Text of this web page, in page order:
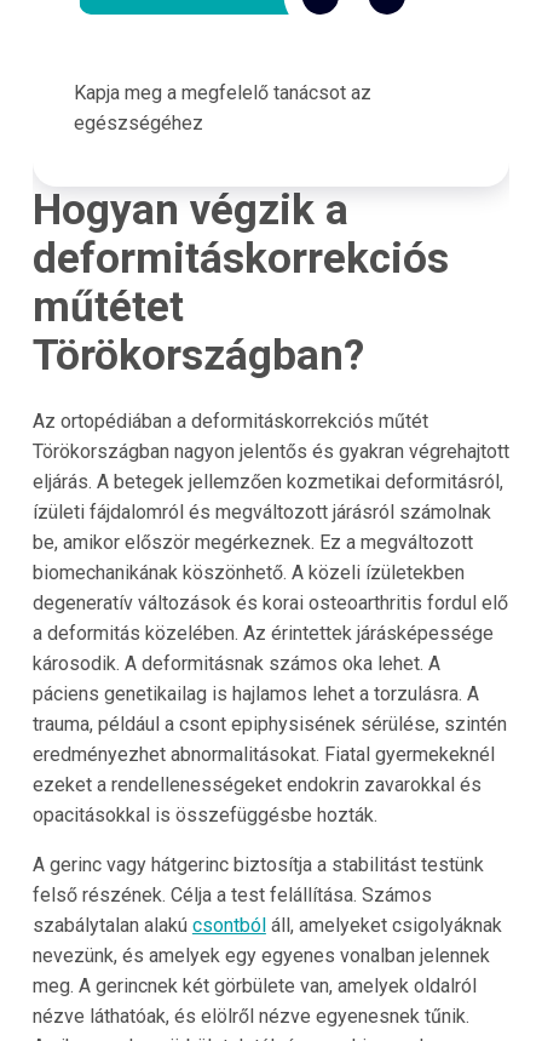
Kapja meg a megfelelő tanácsot az
egészségéhez
Hogyan végzik a
deformitáskorrekciós
műtétet
Törökországban?
Az ortopédiában a deformitáskorrekciós műtét
Törökországban nagyon jelentős és gyakran végrehajtott
eljárás. A betegek jellemzően kozmetikai deformitásról,
ízületi fájdalomról és megváltozott járásról számolnak
be, amikor először megérkeznek. Ez a megváltozott
biomechanikának köszönhető. A közeli ízületekben
degeneratív változások és korai osteoarthritis fordul elő
a deformitás közelében. Az érintettek járásképessége
károsodik. A deformitásnak számos oka lehet. A
páciens genetikailag is hajlamos lehet a torzulásra. A
trauma, például a csont epiphysisének sérülése, szintén
eredményezhet abnormalitásokat. Fiatal gyermekeknél
ezeket a rendellenességeket endokrin zavarokkal és
opacitásokkal is összefüggésbe hozták.
A gerinc vagy hátgerinc biztosítja a stabilitást testünk
felső részének. Célja a test felállítása. Számos
szabálytalan alakú csontbóláll, amelyeket csigolyáknak
nevezünk, és amelyek egy egyenes vonalban jelennek
meg. A gerincnek két görbülete van, amelyek oldalról
nézve láthatóak, és elölről nézve egyenesnek tűnik.